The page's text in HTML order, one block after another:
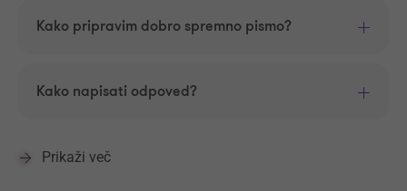
Kako pripravim dobro spremno pismo?
Kako napisati odpoved?
Prikaži več